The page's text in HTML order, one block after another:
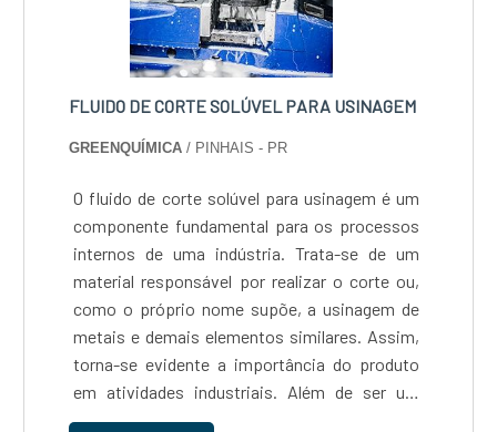
FLUIDO DE CORTE SOLÚVEL PARA USINAGEM
GREENQUÍMICA / PINHAIS - PR
O fluido de corte solúvel para usinagem é um
componente fundamental para os processos
internos de uma indústria. Trata-se de um
material responsável por realizar o corte ou,
como o próprio nome supõe, a usinagem de
metais e demais elementos similares. Assim,
torna-se evidente a importância do produto
em atividades industriais. Além de ser um
material extremamente importante para os